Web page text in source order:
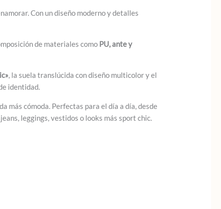
Con un diseño moderno y detalles
de materiales como PU, ante y
, la suela translúcida con diseño multicolor y el
identidad.
más cómoda. Perfectas para el día a día, desde
leggings, vestidos o looks más sport chic.